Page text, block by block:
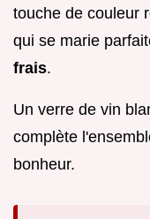
touche de couleur
qui se marie
frais.
Un verre de vin
complète
bonheur.